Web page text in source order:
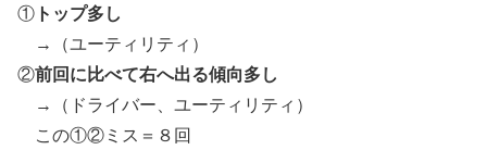
① トップ多し
→（ユーティリティ）
②前回に比べて右へ出る傾向多し
→（ドライバー、ユーティリティ）
この①②ミス＝８回